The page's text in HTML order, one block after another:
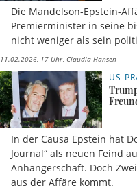
Die Mandelson-Epstein-
Premierminister in seine
nicht weniger als sein
11.02.2026, 17 Uhr Claudia Hansen
US-
In der Causa Epstein hat
Journal“ als neuen Feind
Anhängerschaft. Doch
aus der Affäre kommt.